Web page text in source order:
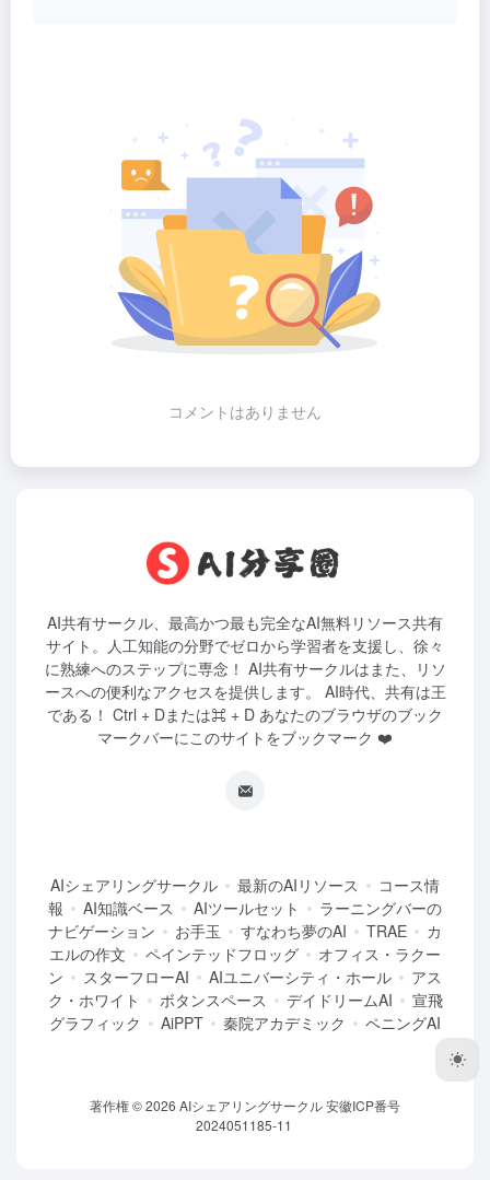
コメントはありません
AI共有サークル、最高かつ最も完全なAI無料リソース共有
サイト。人工知能の分野でゼロから学習者を支援し、徐々
に熟練へのステップに専念！ AI共有サークルはまた、リソ
ースへの便利なアクセスを提供します。 AI時代、共有は王
である！ Ctrl + Dまたは⌘ + D あなたのブラウザのブック
マークバーにこのサイトをブックマーク ❤️
AIシェアリングサークル 最新のAIリソース
コース情
報
AI知識ベース AIツールセット
ラーニングバーの
ナビゲーション
お手玉 すなわち夢のAI TRAE
カ
エルの作文
ペインテッドフロッグ
オフィス・ラクー
ン
スターフローAI AIユニバーシティ・ホール
アス
ク・ホワイト
ボタンスペース デイドリームAI
宣飛
グラフィック
AiPPT 秦院アカデミック ペニングAI
著作権 © 2026 AIシェアリングサークル安徽ICP番号
2024051185-11